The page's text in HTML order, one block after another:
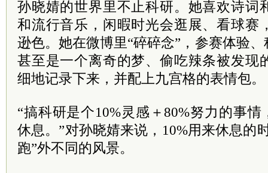
孙晓婧的世界里不止科研。她喜欢诗词
和流行音乐，闲暇时光会逛展、看球赛
逊色。她在微博里“碎碎念”，参赛体验
甚至是一个离奇的梦、偷吃辣条被发现
细地记录下来，并配上九宫格的表情包。
“搞科研是个10%灵感＋80%努力的事
休息。”对孙晓婧来说，10%用来休息的
跑”外不同的风景。